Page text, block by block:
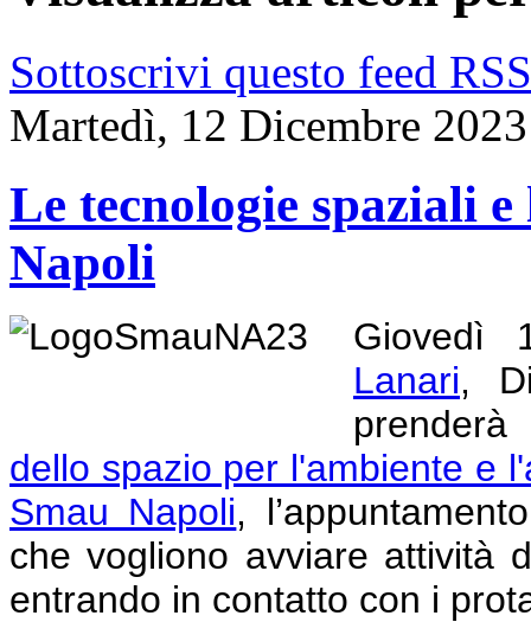
Sottoscrivi questo feed RSS
Martedì, 12 Dicembre
Le tecnologie spaziali e
Napoli
Giovedì
Lanari,
dello spazio per l'ambiente e
Smau Napoli,
che vogliono avviare attività
entrando in contatto con i